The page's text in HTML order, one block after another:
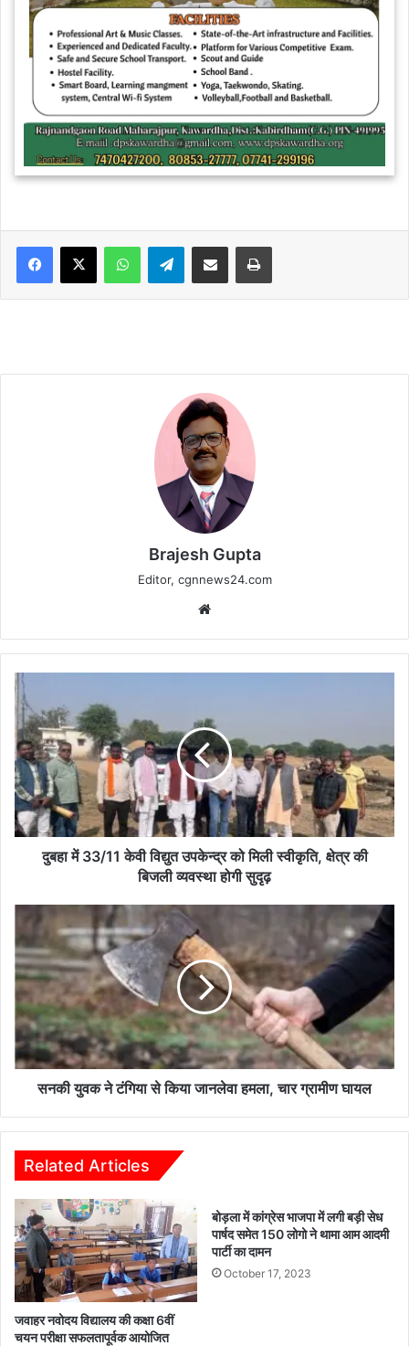
WhatsAppTelegramShare via Email Print
Brajesh Gupta
Editor, cgnnews24.com
दुबहा
33/11
केवी
विद्युत
उपकेन्द्र
को
मिली
स्वीकृति,
सुदृढ़
दुबहा में 33/11 केवी विद्युत उपकेन्द्र को मिली स्वीकृति, क्षेत्र की
बिजली व्यवस्था होगी सुदृढ़
युवक
ने
टंगिया
से
किया
जानलेवा
हमला,
चार
ग्रामीणसनकी युवक ने टंगिया से किया जानलेवा हमला, चार ग्रामीण घायल
Related Articles
जवाहर नवोदय विद्यालय की कक्षा 6वीं
चयन परीक्षा सफलतापूर्वक आयोजित
बोड़ला में कांग्रेस भाजपा में लगी बड़ी सेध
पार्षद समेत 150 लोगो ने थामा आम आदमी
पार्टी का दामन
October 17, 2023